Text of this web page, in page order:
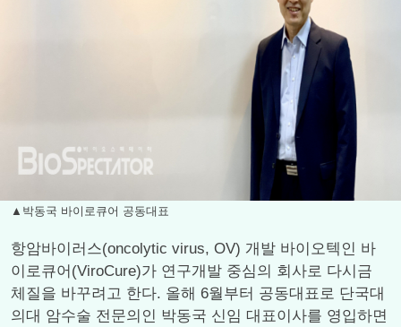
▲박동국 바이로큐어 공동대표
항암바이러스(oncolytic virus, OV) 개발 바이오텍인 바
이로큐어(ViroCure)가 연구개발 중심의 회사로 다시금
체질을 바꾸려고 한다. 올해 6월부터 공동대표로 단국대
의대 암수술 전문의인 박동국 신임 대표이사를 영입하면